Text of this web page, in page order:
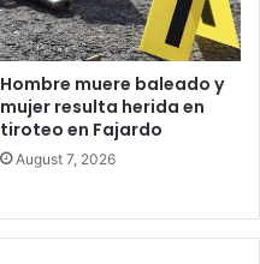
Hombre muere baleado y
mujer resulta herida en
tiroteo en Fajardo
August 7, 2026